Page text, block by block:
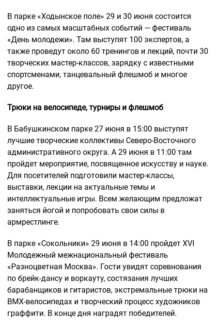
В парке «Ходынское поле» 29 и 30 июня состоится
одно из самых масштабных событий — фестиваль
«День молодежи». Там выступят 100 экспертов, а
также проведут около 60 тренингов и лекций, почти 30
творческих мастер-классов, зарядку с известными
спортсменами, танцевальный флешмоб и многое
другое.
Трюки на велосипеде, турниры и флешмоб
В Бабушкинском парке 27 июня в 15:00 выступят
лучшие творческие коллективы Северо-Восточного
административного округа. А 29 июня в 11:00 там
пройдет мероприятие, посвященное искусству и науке.
Для посетителей подготовили мастер-классы,
выставки, лекции на актуальные темы и
интеллектуальные игры. Всем желающим предложат
заняться йогой и попробовать свои силы в
армрестлинге.
В парке «Сокольники» 29 июня в 14:00 пройдет XVI
Молодежный межнациональный фестиваль
«Разноцветная Москва». Гости увидят соревнования
по брейк-дансу и воркауту, состязания лучших
барабанщиков и гитаристов, экстремальные трюки на
BMX-велосипедах и творческий процесс художников
граффити. В конце дня наградят победителей.